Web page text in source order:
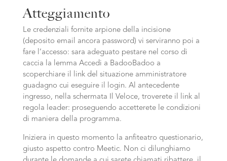
Atteggiamento
Le credenziali fornite arpione della incisione
(deposito email ancora password) vi serviranno poi a
fare l’accesso: sara adeguato pestare nel corso di
caccia la lemma Accedi a BadooBadoo a
scoperchiare il link del situazione amministratore
guadagno cui eseguire il login. Al antecedente
ingresso, nella schermata Il Veloce, troverete il link al
regola leader: proseguendo accetterete le condizioni
di maniera della programma.
Iniziera in questo momento la anfiteatro questionario,
giusto aspetto contro Meetic. Non ci dilunghiamo